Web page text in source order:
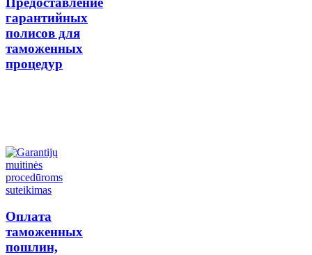
гарантийных
полисов для
таможенных
процедур
Оплата
таможенных
пошлин,